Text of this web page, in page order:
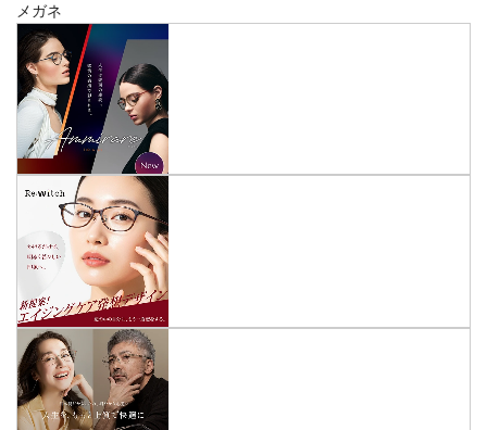
メガネ